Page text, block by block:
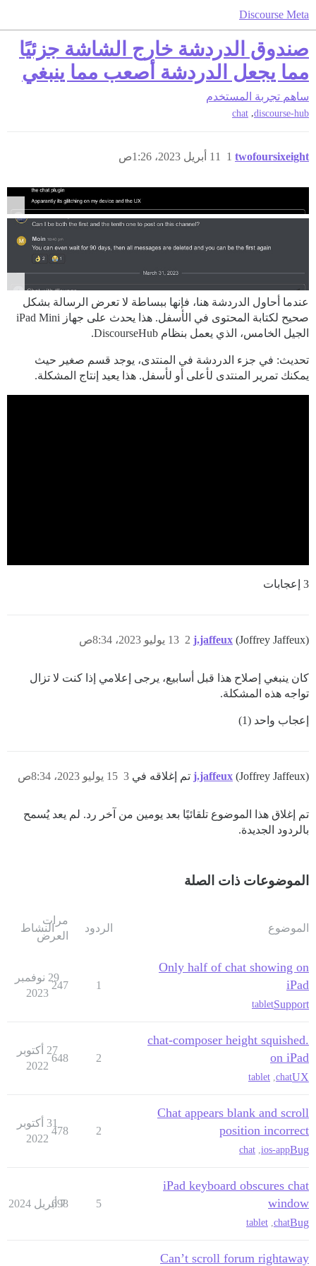
Discourse Meta
صندوق الدردشة خارج الشاشة جزئيًا
مما يجعل الدردشة أصعب مما ينبغي
ساهم تجربة المستخدم
discourse-hub
,
chat
twofoursixeight 11 أبريل 2023، 1:26ص 1
عندما أحاول الدردشة هنا، فإنها ببساطة لا تعرض الرسالة بشكل
صحيح لكتابة المحتوى في الأسفل. هذا يحدث على جهاز iPad Mini
الجيل الخامس، الذي يعمل بنظام DiscourseHub.
تحديث: في جزء الدردشة في المنتدى، يوجد قسم صغير حيث
يمكنك تمرير المنتدى لأعلى أو لأسفل. هذا يعيد إنتاج المشكلة.
3 إعجابات
j.jaffeux (Joffrey Jaffeux) 13 يوليو 2023، 8:34ص 2
كان ينبغي إصلاح هذا قبل أسابيع، يرجى إعلامي إذا كنت لا تزال
تواجه هذه المشكلة.
إعجاب واحد (1)
j.jaffeux (Joffrey Jaffeux) تم إغلاقه في 15 يوليو 2023، 8:34ص 3
تم إغلاق هذا الموضوع تلقائيًا بعد يومين من آخر رد. لم يعد يُسمح
بالردود الجديدة.
الموضوعات ذات الصلة
الموضوع الردود
مرات
العرض
النشاط
Only half of chat showing on
iPad
Support
tablet
1
247
29 نوفمبر
2023
.chat-composer height squished
on iPad
UX
chat
,
tablet
2
648
27 أكتوبر
2022
Chat appears blank and scroll
position incorrect
Bug
ios-app
,
chat
2
478
31 أكتوبر
2022
iPad keyboard obscures chat
window
Bug
chat
,
tablet
5
698
7 أبريل 2024
Can’t scroll forum rightaway